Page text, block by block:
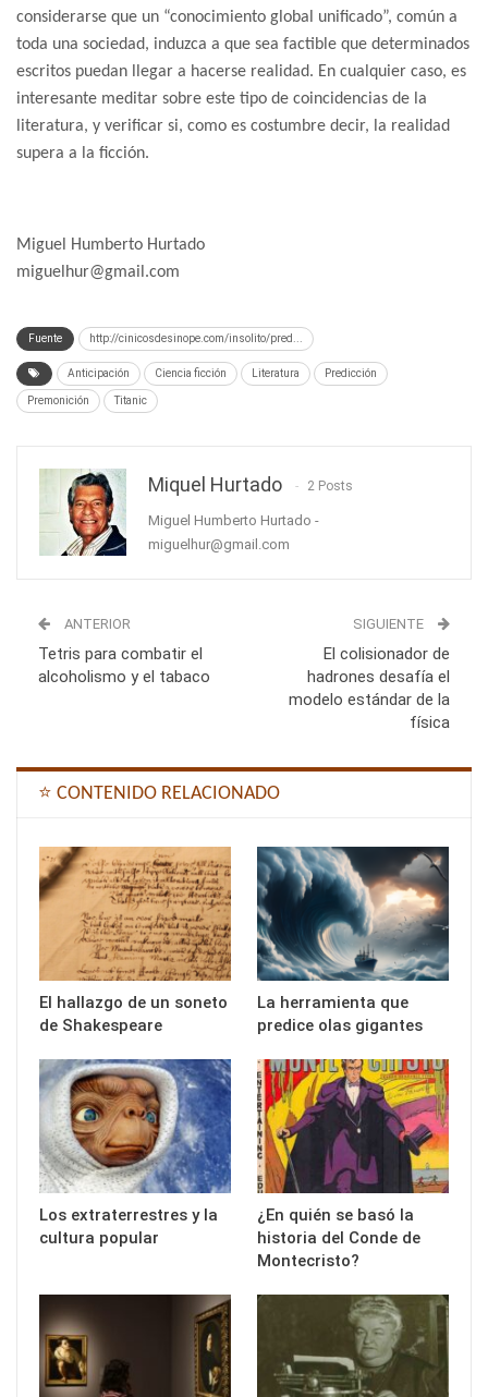
considerarse que un “conocimiento global unificado”, común a
toda una sociedad, induzca a que sea factible que determinados
escritos puedan llegar a hacerse realidad. En cualquier caso, es
interesante meditar sobre este tipo de coincidencias de la
literatura, y verificar si, como es costumbre decir, la realidad
supera a la ficción.
Miguel Humberto Hurtado
miguelhur@gmail.com
Fuente http://cinicosdesinope.com/insolito/pred...
Anticipación Ciencia ficción Literatura Predicción
Premonición Titanic
Miquel Hurtado 2 Posts
Miguel Humberto Hurtado -
miguelhur@gmail.com
ANTERIOR
Tetris para combatir el
alcoholismo y el tabaco
SIGUIENTE
El colisionador de
hadrones desafía el
modelo estándar de la
física
⭐ CONTENIDO RELACIONADO
El hallazgo de un soneto
de Shakespeare
La herramienta que
predice olas gigantes
Los extraterrestres y la
cultura popular
¿En quién se basó la
historia del Conde de
Montecristo?